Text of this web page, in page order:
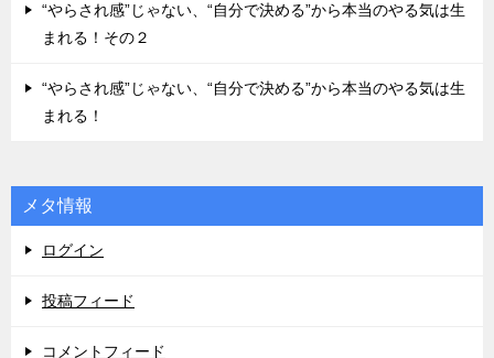
“やらされ感”じゃない、“自分で決める”から本当のやる気は生
まれる！その２
“やらされ感”じゃない、“自分で決める”から本当のやる気は生
まれる！
メタ情報
ログイン
投稿フィード
コメントフィード